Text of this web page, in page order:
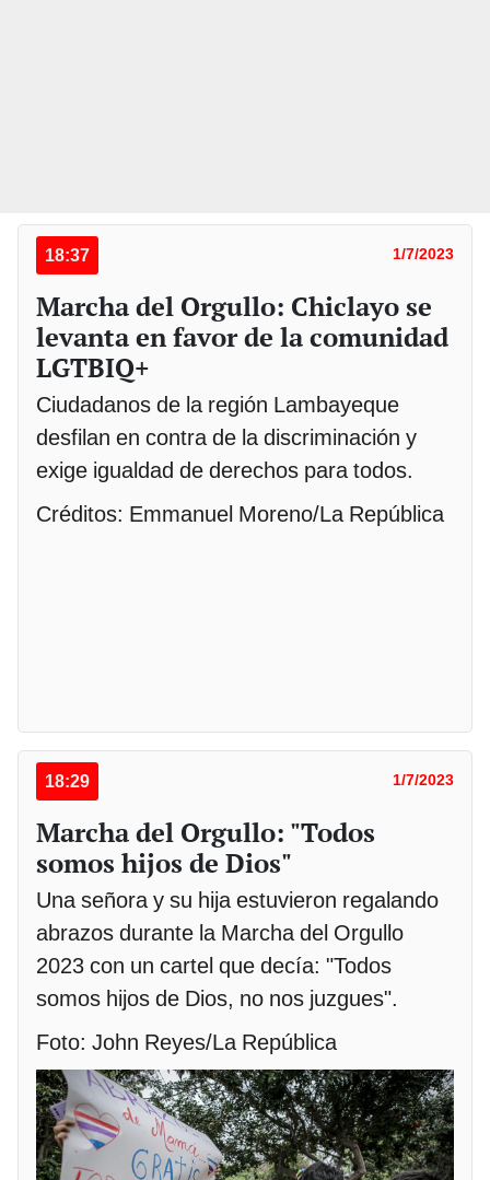
18:37 1/7/2023
Marcha del Orgullo: Chiclayo se
levanta en favor de la comunidad
LGTBIQ+
Ciudadanos de la región Lambayeque
desfilan en contra de la discriminación y
exige igualdad de derechos para todos.
Créditos: Emmanuel Moreno/La República
18:29 1/7/2023
Marcha del Orgullo: "Todos
somos hijos de Dios"
Una señora y su hija estuvieron regalando
abrazos durante la Marcha del Orgullo
2023 con un cartel que decía: "Todos
somos hijos de Dios, no nos juzgues".
Foto: John Reyes/La República